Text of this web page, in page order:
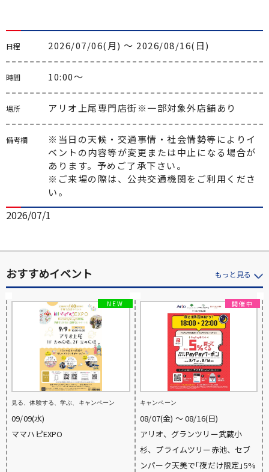
日程 2026/07/06(月) 〜 2026/08/16(日)
時間 10:00～
場所 アリオ上尾専門店街※一部対象外店舗あり
備考欄
※当日の天候・交通事情・社会情勢等によりイ
ベントの内容等が変更または中止になる場合が
あります。予めご了承下さい。
※ご来場の際は、公共交通機関をご利用くださ
い。
2026/07/1
おすすめイベント もっと見る
見る、体験する、学ぶ、キャンペーン
09/09(水)
ママハピEXPO
キャンペーン
08/07(金) 〜 08/16(日)
アリオ、グランツリー武蔵小
杉、プライムツリー赤池、セブ
ンパーク天美で｢夜だけ限定｣5%